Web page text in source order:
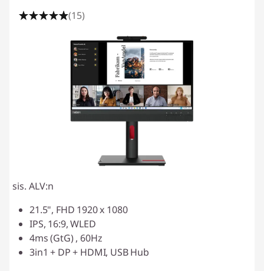
(15)
sis. ALV:n
21.5", FHD 1920 x 1080
IPS, 16:9, WLED
4ms (GtG) , 60Hz
3in1 + DP + HDMI, USB Hub